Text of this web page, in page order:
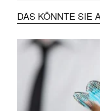
DAS KÖNNTE SIE